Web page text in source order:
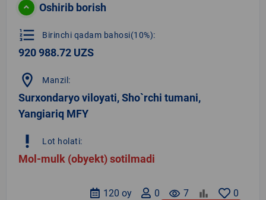
Oshirib borish
format_list_numbered Birinchi qadam bahosi(10%):
920 988.72 UZS
location_on Manzil:
Surxondaryo viloyati, Sho`rchi tumani,
Yangiariq MFY
priority_high Lot holati:
Mol-mulk (obyekt) sotilmadi
0
remove_red_eye 7
0
120 oy